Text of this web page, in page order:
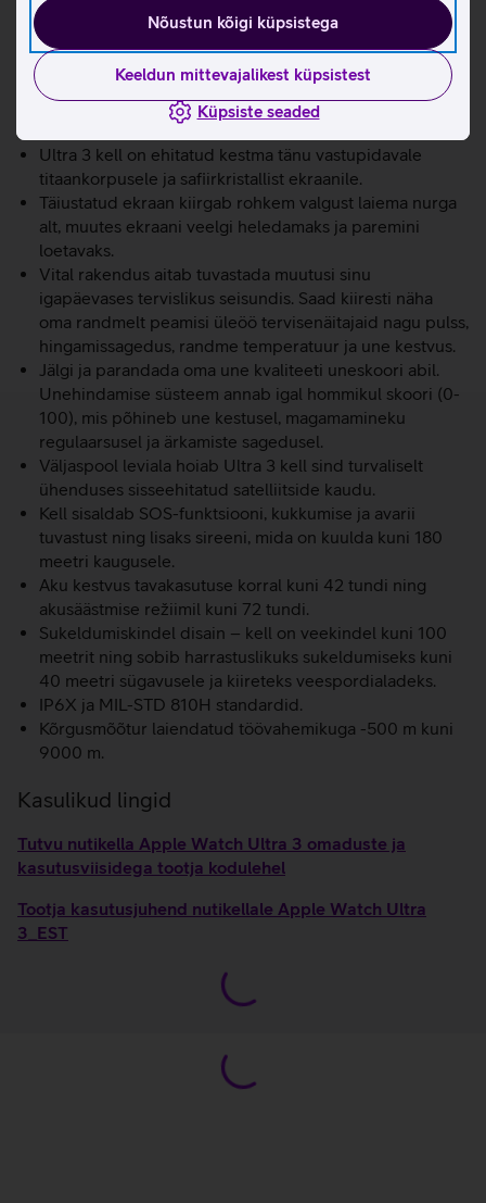
Nõustun kõigi küpsistega
Keeldun mittevajalikest küpsistest
Küpsiste seaded
kukkunud. Kell ühendab sind hädaabikeskusega, edastab
dispetšerile su asukoha ja teavitab su hädaabikontakte.
MultiSIMi teenusega saad liituda mugavalt otse kellast.
Vaatan juhendit
Vasta kõnedele telefoni asukohast hoolimata.
Ultra 3 kell on ehitatud kestma tänu vastupidavale
titaankorpusele ja safiirkristallist ekraanile.
Täiustatud ekraan kiirgab rohkem valgust laiema nurga
alt, muutes ekraani veelgi heledamaks ja paremini
loetavaks.
Vital rakendus aitab tuvastada muutusi sinu
igapäevases tervislikus seisundis. Saad kiiresti näha
oma randmelt peamisi üleöö tervisenäitajaid nagu pulss,
hingamissagedus, randme temperatuur ja une kestvus.
Jälgi ja parandada oma une kvaliteeti uneskoori abil.
Unehindamise süsteem annab igal hommikul skoori (0-
100), mis põhineb une kestusel, magamamineku
regulaarsusel ja ärkamiste sagedusel.
Väljaspool leviala hoiab Ultra 3 kell sind turvaliselt
ühenduses sisseehitatud satelliitside kaudu.
Kell sisaldab SOS-funktsiooni, kukkumise ja avarii
tuvastust ning lisaks sireeni, mida on kuulda kuni 180
meetri kaugusele.
Aku kestvus tavakasutuse korral kuni 42 tundi ning
akusäästmise režiimil kuni 72 tundi.
Sukeldumiskindel disain – kell on veekindel kuni 100
meetrit ning sobib harrastuslikuks sukeldumiseks kuni
40 meetri sügavusele ja kiireteks veespordialadeks.
IP6X ja MIL-STD 810H standardid.
Kõrgusmõõtur laiendatud töövahemikuga -500 m kuni
9000 m.
Kasulikud lingid
Tutvu nutikella Apple Watch Ultra 3 omaduste ja
kasutusviisidega tootja kodulehel
Tootja kasutusjuhend nutikellale Apple Watch Ultra
3_EST